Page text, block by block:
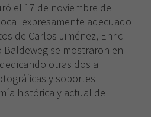
el 17 de noviembre de
expresamente adecuado
de Carlos Jiménez, Enric
Baldeweg se mostraron en
otras dos a
y soportes
histórica y actual de